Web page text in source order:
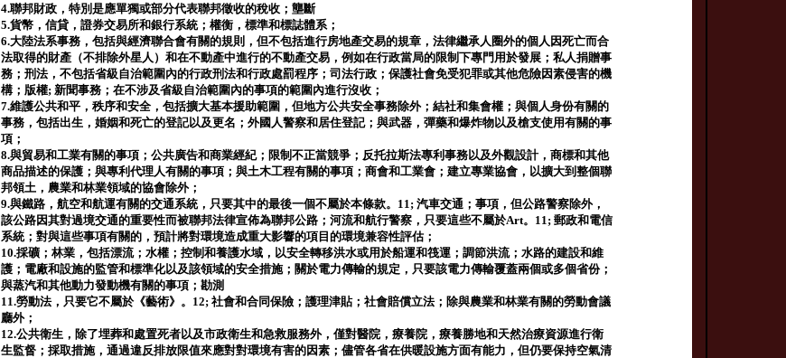
4.聯邦財政，特別是應單獨或部分代表聯邦徵收的稅收；壟斷
5.貨幣，信貸，證券交易所和銀行系統；權衡，標準和標誌體系；
6.大陸法系事務，包括與經濟聯合會有關的規則，但不包括進行房地產交易的規章，法律繼承人圈外的個人因死亡而合
法取得的財產（不排除外星人）和在不動產中進行的不動產交易，例如在行政當局的限制下專門用於發展；私人捐贈事
務；刑法，不包括省級自治範圍內的行政刑法和行政處罰程序；司法行政；保護社會免受犯罪或其他危險因素侵害的機
構；版權; 新聞事務；在不涉及省級自治範圍內的事項的範圍內進行沒收；
7.維護公共和平，秩序和安全，包括擴大基本援助範圍，但地方公共安全事務除外；結社和集會權；與個人身份有關的
事務，包括出生，婚姻和死亡的登記以及更名；外國人警察和居住登記；與武器，彈藥和爆炸物以及槍支使用有關的事
項；
8.與貿易和工業有關的事項；公共廣告和商業經紀；限制不正當競爭；反托拉斯法專利事務以及外觀設計，商標和其他
商品描述的保護；與專利代理人有關的事項；與土木工程有關的事項；商會和工業會；建立專業協會，以擴大到整個聯
邦領土，農業和林業領域的協會除外；
9.與鐵路，航空和航運有關的交通系統，只要其中的最後一個不屬於本條款。11; 汽車交通；事項，但公路警察除外，
該公路因其對過境交通的重要性而被聯邦法律宣佈為聯邦公路；河流和航行警察，只要這些不屬於Art。11; 郵政和電信
系統；對與這些事項有關的，預計將對環境造成重大影響的項目的環境兼容性評估；
10.採礦；林業，包括漂流；水權；控制和養護水域，以安全轉移洪水或用於船運和筏運；調節洪流；水路的建設和維
護；電廠和設施的監管和標準化以及該領域的安全措施；關於電力傳輸的規定，只要該電力傳輸覆蓋兩個或多個省份；
與蒸汽和其他動力發動機有關的事項；勘測
11.勞動法，只要它不屬於《藝術》。12; 社會和合同保險；護理津貼；社會賠償立法；除與農業和林業有關的勞動會議
廳外；
12.公共衛生，除了埋葬和處置死者以及市政衛生和急救服務外，僅對醫院，療養院，療養勝地和天然治療資源進行衛
生監督；採取措施，通過違反排放限值來應對對環境有害的因素；儘管各省在供暖設施方面有能力，但仍要保持空氣清